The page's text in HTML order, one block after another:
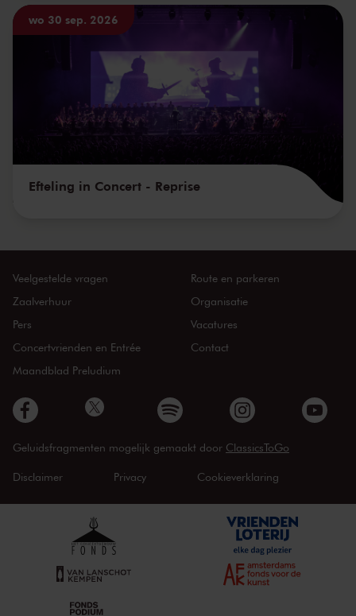
wo 30 sep. 2026
Efteling in Concert - Reprise
Veelgestelde vragen
Zaalverhuur
Pers
Concertvrienden en Entrée
Maandblad Preludium
Route en parkeren
Organisatie
Vacatures
Contact
Geluidsfragmenten mogelijk gemaakt door ClassicsToGo
Disclaimer Privacy Cookieverklaring